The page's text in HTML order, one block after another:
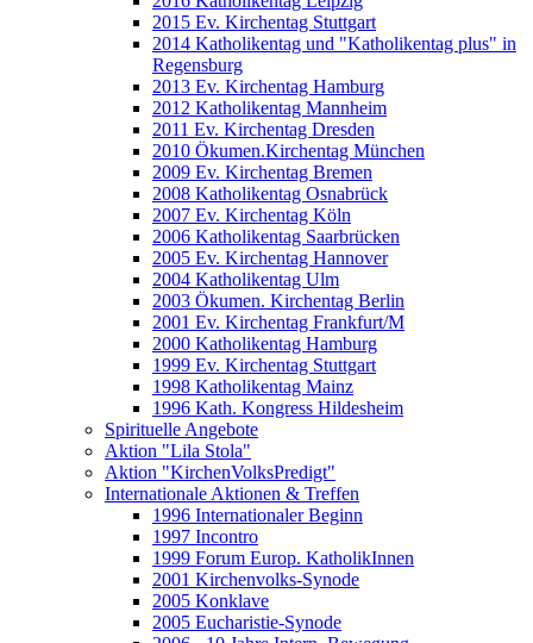
2015 Ev. Kirchentag Stuttgart
2014 Katholikentag und "Katholikentag plus" in
Regensburg
2013 Ev. Kirchentag Hamburg
2012 Katholikentag Mannheim
2011 Ev. Kirchentag Dresden
2010 Ökumen.Kirchentag München
2009 Ev. Kirchentag Bremen
2008 Katholikentag Osnabrück
2007 Ev. Kirchentag Köln
2006 Katholikentag Saarbrücken
2005 Ev. Kirchentag Hannover
2004 Katholikentag Ulm
2003 Ökumen. Kirchentag Berlin
2001 Ev. Kirchentag Frankfurt/M
2000 Katholikentag Hamburg
1999 Ev. Kirchentag Stuttgart
1998 Katholikentag Mainz
1996 Kath. Kongress Hildesheim
Spirituelle Angebote
Aktion "Lila Stola"
Aktion "KirchenVolksPredigt"
Internationale Aktionen & Treffen
1996 Internationaler Beginn
1997 Incontro
1999 Forum Europ. KatholikInnen
2001 Kirchenvolks-Synode
2005 Konklave
2005 Eucharistie-Synode